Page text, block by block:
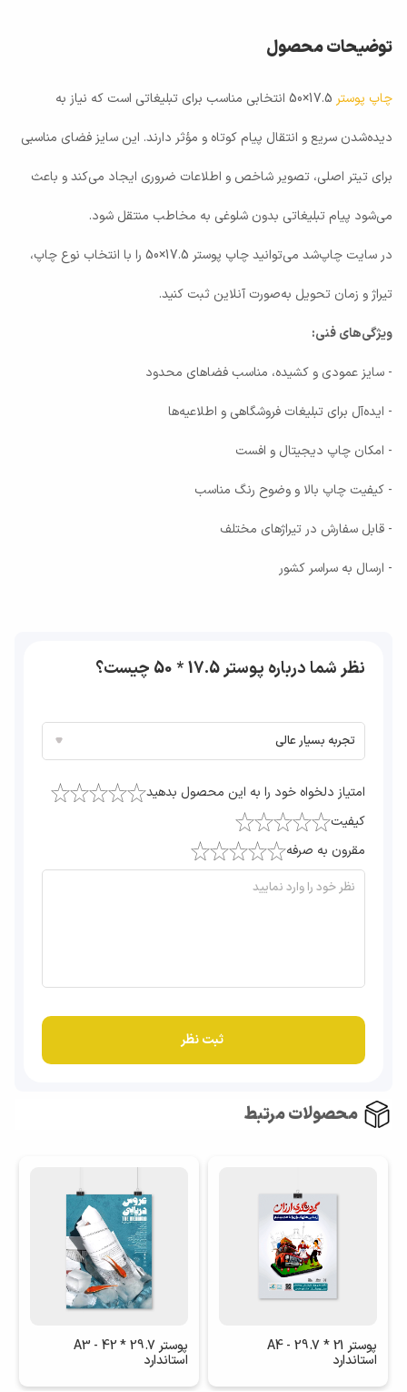
توضیحات محصول
چاپ پوستر 17.5×50 انتخابی مناسب برای تبلیغاتی است که نیاز به
دیده‌شدن سریع و انتقال پیام کوتاه و مؤثر دارند. این سایز فضای مناسبی
برای تیتر اصلی، تصویر شاخص و اطلاعات ضروری ایجاد می‌کند و باعث
می‌شود پیام تبلیغاتی بدون شلوغی به مخاطب منتقل شود.
در سایت چاپ‌شد می‌توانید چاپ پوستر 17.5×50 را با انتخاب نوع چاپ،
تیراژ و زمان تحویل به‌صورت آنلاین ثبت کنید.
ویژگی‌های فنی:
- سایز عمودی و کشیده، مناسب فضاهای محدود
- ایده‌آل برای تبلیغات فروشگاهی و اطلاعیه‌ها
- امکان چاپ دیجیتال و افست
- کیفیت چاپ بالا و وضوح رنگ مناسب
- قابل سفارش در تیراژهای مختلف
- ارسال به سراسر کشور
نظر شما درباره پوستر 17.5 * 50 چیست؟
امتیاز دلخواه خود را به این محصول بدهید
کیفیت
مقرون به صرفه
محصولات مرتبط
پوستر 21 * 29.7 - A4
استاندارد
پوستر 29.7 * 42 - A3
استاندارد